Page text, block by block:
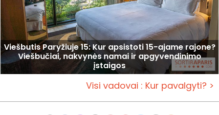
Viešbutis Paryžiuje 15: Kur apsistoti 15-ajame rajone?
Viešbučiai, nakvynės namai ir apgyvendinimo
įstaigos
Visi vadovai : Kur pavalgyti? >